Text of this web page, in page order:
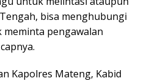
bisa menghubungi
pengawalan
Kapolres Mateng, Kabid